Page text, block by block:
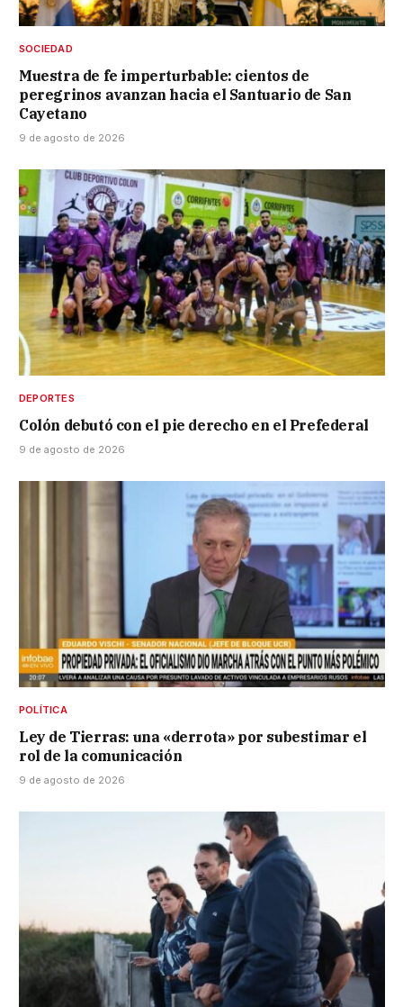
SOCIEDAD
Muestra de fe imperturbable: cientos de
peregrinos avanzan hacia el Santuario de San
Cayetano
9 de agosto de 2026
DEPORTES
Colón debutó con el pie derecho en el Prefederal
9 de agosto de 2026
POLÍTICA
Ley de Tierras: una «derrota» por subestimar el
rol de la comunicación
9 de agosto de 2026